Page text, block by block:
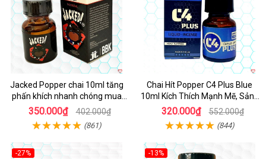
Jacked Popper chai 10ml tăng
phấn khích nhanh chóng mua
ngay
350.000₫ 402.000₫
(861)
Chai Hít Popper C4 Plus Blue
10ml Kích Thích Mạnh Mẽ, Sảng
Khoái
320.000₫ 552.000₫
(844)
-27%
-13%